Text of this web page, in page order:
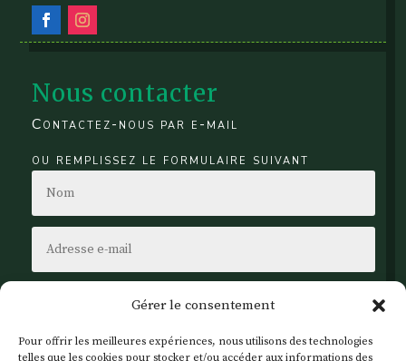
Gérer le consentement
Pour offrir les meilleures expériences, nous utilisons des technologies
telles que les cookies pour stocker et/ou accéder aux informations des
Nous contacter
Contactez-nous par e-mail
ou remplissez le formulaire suivant